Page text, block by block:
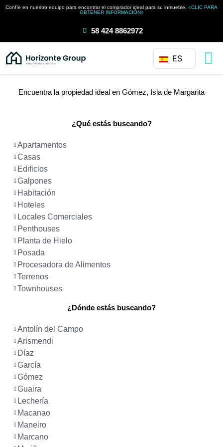
Confíe en nuestro equipo para encontrar el comprador ideal para su inmueble. «CLIC PARA
OBTENER INFORMACIÓN»
58 424 8862972
ES
¿Qué estás buscando?
Apartamentos
Casas
Edificios
Galpones
Habitación
Hoteles
Locales Comerciales
Penthouses
Planta de Hielo
Posada
Procesadora de Alimentos
Terrenos
Townhouses
¿Dónde estás buscando?
Antolín del Campo
Arismendi
Díaz
García
Gómez
Guaira
Lechería
Macanao
Maneiro
Marcano
Encuentra la propiedad ideal en Gómez, Isla de Margarita